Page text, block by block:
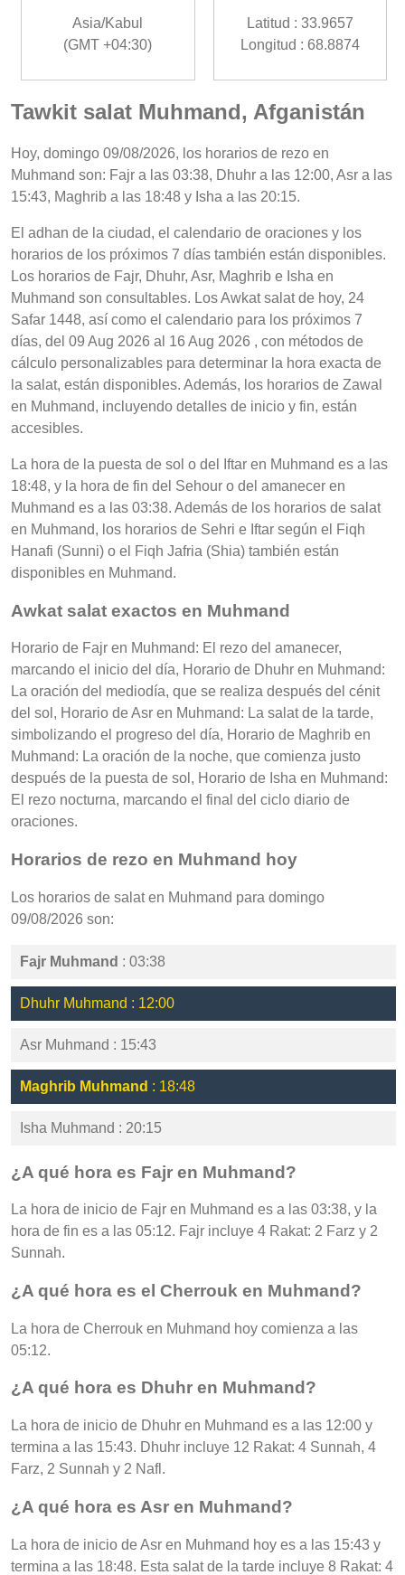
Asia/Kabul
(GMT +04:30)
Latitud : 33.9657
Longitud : 68.8874
Tawkit salat Muhmand, Afganistán
Hoy, domingo 09/08/2026, los horarios de rezo en
Muhmand son: Fajr a las 03:38, Dhuhr a las 12:00, Asr a las
15:43, Maghrib a las 18:48 y Isha a las 20:15.
El adhan de la ciudad, el calendario de oraciones y los
horarios de los próximos 7 días también están disponibles.
Los horarios de Fajr, Dhuhr, Asr, Maghrib e Isha en
Muhmand son consultables. Los Awkat salat de hoy, 24
Safar 1448, así como el calendario para los próximos 7
días, del 09 Aug 2026 al 16 Aug 2026 , con métodos de
cálculo personalizables para determinar la hora exacta de
la salat, están disponibles. Además, los horarios de Zawal
en Muhmand, incluyendo detalles de inicio y fin, están
accesibles.
La hora de la puesta de sol o del Iftar en Muhmand es a las
18:48, y la hora de fin del Sehour o del amanecer en
Muhmand es a las 03:38. Además de los horarios de salat
en Muhmand, los horarios de Sehri e Iftar según el Fiqh
Hanafi (Sunni) o el Fiqh Jafria (Shia) también están
disponibles en Muhmand.
Awkat salat exactos en Muhmand
Horario de Fajr en Muhmand: El rezo del amanecer,
marcando el inicio del día, Horario de Dhuhr en Muhmand:
La oración del mediodía, que se realiza después del cénit
del sol, Horario de Asr en Muhmand: La salat de la tarde,
simbolizando el progreso del día, Horario de Maghrib en
Muhmand: La oración de la noche, que comienza justo
después de la puesta de sol, Horario de Isha en Muhmand:
El rezo nocturna, marcando el final del ciclo diario de
oraciones.
Horarios de rezo en Muhmand hoy
Los horarios de salat en Muhmand para domingo
09/08/2026 son:
Fajr Muhmand : 03:38
Dhuhr Muhmand : 12:00
Asr Muhmand : 15:43
Maghrib Muhmand : 18:48
Isha Muhmand : 20:15
¿A qué hora es Fajr en Muhmand?
La hora de inicio de Fajr en Muhmand es a las 03:38, y la
hora de fin es a las 05:12. Fajr incluye 4 Rakat: 2 Farz y 2
Sunnah.
¿A qué hora es el Cherrouk en Muhmand?
La hora de Cherrouk en Muhmand hoy comienza a las
05:12.
¿A qué hora es Dhuhr en Muhmand?
La hora de inicio de Dhuhr en Muhmand es a las 12:00 y
termina a las 15:43. Dhuhr incluye 12 Rakat: 4 Sunnah, 4
Farz, 2 Sunnah y 2 Nafl.
¿A qué hora es Asr en Muhmand?
La hora de inicio de Asr en Muhmand hoy es a las 15:43 y
termina a las 18:48. Esta salat de la tarde incluye 8 Rakat: 4